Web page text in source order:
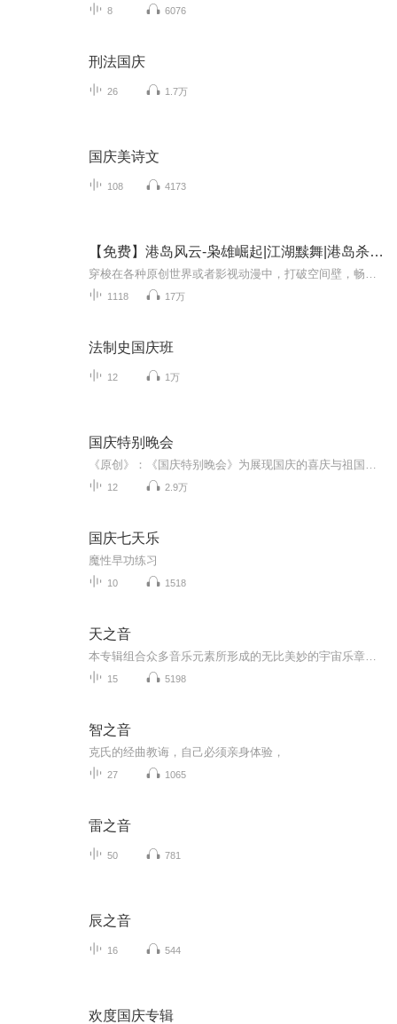
8 6076
刑法国庆
26 1.7万
国庆美诗文
108 4173
【免费】港岛风云-枭雄崛起|江湖黩舞|港岛杀破狼
1118 17万
法制史国庆班
12 1万
国庆特别晚会
12 2.9万
国庆七天乐
魔性早功练习
10 1518
天之音
15 5198
智之音
克氏的经曲教诲，自己必须亲身体验，
27 1065
雷之音
50 781
辰之音
16 544
欢度国庆专辑